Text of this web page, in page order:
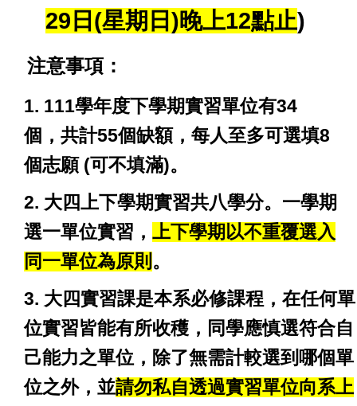
29日(星期日)晚上12點止)
注意事項：
1. 111學年度下學期實習單位有34
個，共計55個缺額，每人至多可選填8
個志願 (可不填滿)。
2. 大四上下學期實習共八學分。一學期
選一單位實習， 上下學期以不重覆選入
同一單位為原則 。
3. 大四實習課是本系必修課程，在任何單
位實習皆能有所收穫，同學應慎選符合自
己能力之單位，除了無需計較選到哪個單
位之外，並請勿私自透過實習單位向系上